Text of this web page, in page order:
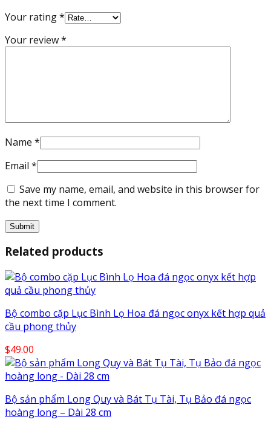
Your rating*
Your review*
Name *
Email *
Save my name, email, and website in this browser for
the next time I comment.
Related products
Bộ combo cặp Lục Bình Lọ Hoa đá ngọc onyx kết hợp quả
cầu phong thủy
$49.00
Bộ sản phẩm Long Quy và Bát Tụ Tài, Tụ Bảo đá ngọc
hoàng long – Dài 28 cm